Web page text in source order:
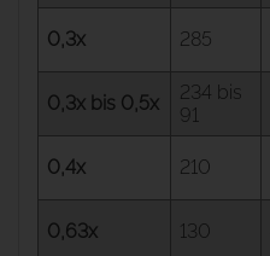
0,3x 285
0,3x bis 0,5x
234 bis
91
0,4x 210
0,63x 130